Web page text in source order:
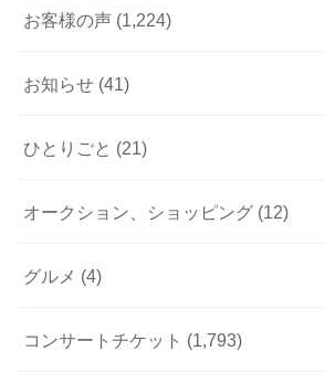
お客様の声 (1,224)
お知らせ (41)
ひとりごと (21)
オークション、ショッピング (12)
グルメ (4)
コンサートチケット (1,793)